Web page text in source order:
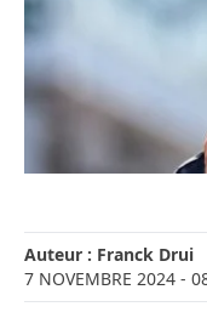
Auteur : Franck Drui
7 NOVEMBRE 2024 -